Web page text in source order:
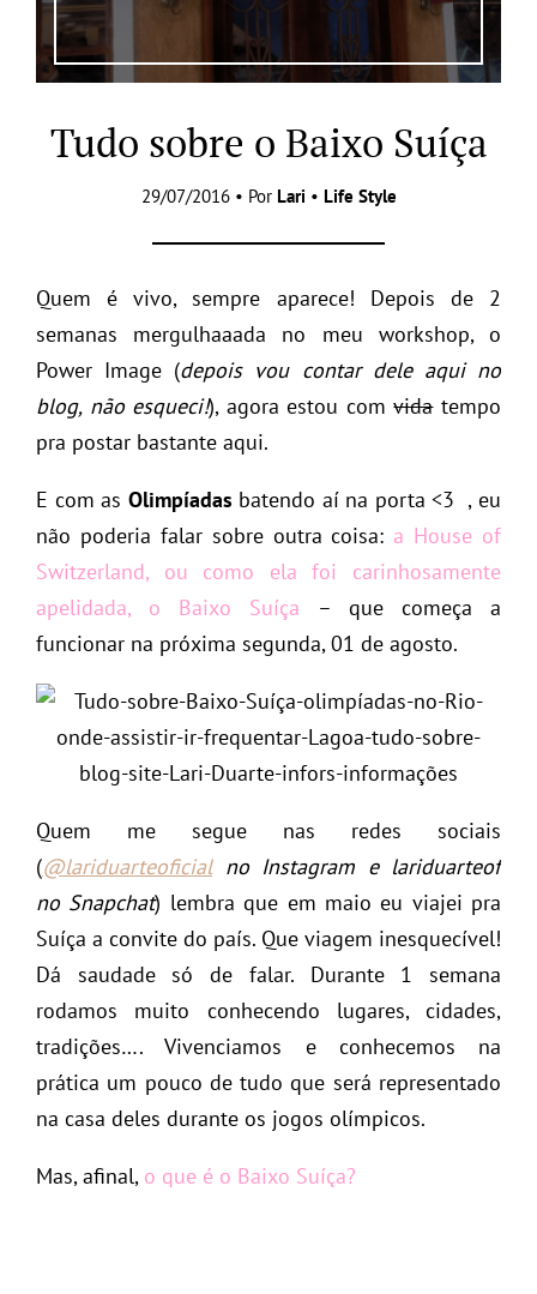
Tudo sobre o Baixo Suíça
29/07/2016 • Por Lari • Life Style
Quem é vivo, sempre aparece! Depois de 2
semanas mergulhaaada no meu workshop, o
Power Image (depois vou contar dele aqui no
blog, não esqueci!), agora estou comvidatempo
pra postar bastante aqui.
E com as Olimpíadas batendo aí na porta <3 , eu
não poderia falar sobre outra coisa:a House of
Switzerland, ou como ela foi carinhosamente
apelidada, o
Baixo Suíça – que começa a
funcionar na próxima segunda, 01 de agosto.
Quem me segue nas redes sociais
(@lariduarteoficialno Instagram e lariduarteof
no Snapchat) lembra que em maio eu viajei pra
Suíça a convite do país. Que viagem inesquecível!
Dá saudade só de falar. Durante 1 semana
rodamos muito conhecendo lugares, cidades,
tradições…. Vivenciamos e conhecemos na
prática um pouco de tudo que será representado
na casa deles durante os jogos olímpicos.
Mas, afinal, o que é o Baixo Suíça?